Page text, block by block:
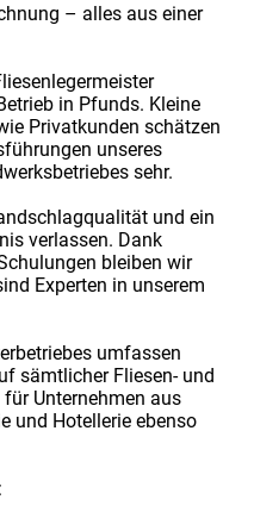
– alles aus einer
in Pfunds. Kleine
Privatkunden schätzen
unseres
sehr.
und ein
verlassen. Dank
bleiben wir
Experten in unserem
umfassen
sämtlicher Fliesen- und
Unternehmen aus
und Hotellerie ebenso